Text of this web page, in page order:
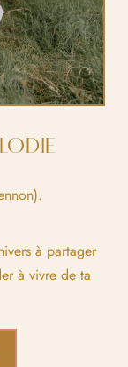
à partager
à vivre de ta